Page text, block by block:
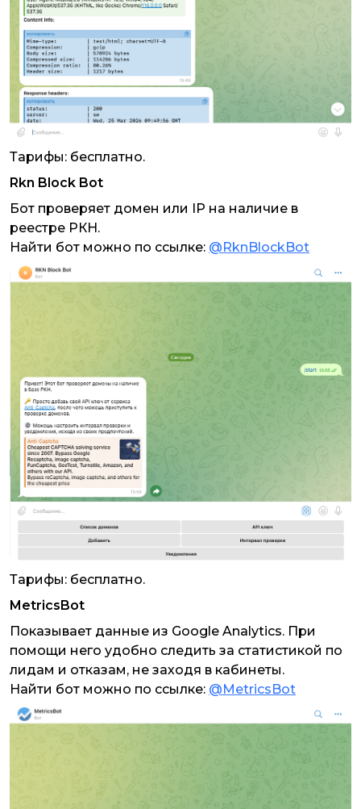
Тарифы: бесплатно.
Rkn Block Bot
Бот проверяет домен или IP на наличие в
реестре РКН.
Найти бот можно по ссылке: @RknBlockBot
Тарифы: бесплатно.
MetricsBot
Показывает данные из Google Analytics. При
помощи него удобно следить за статистикой по
лидам и отказам, не заходя в кабинеты.
Найти бот можно по ссылке: @MetricsBot